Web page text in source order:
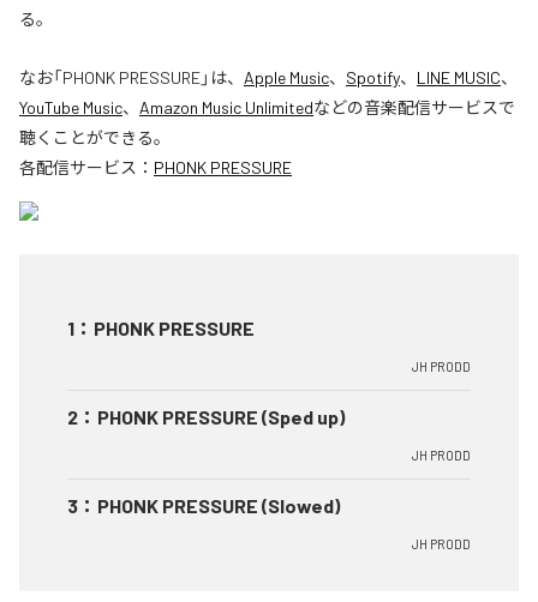
る。
なお「PHONK PRESSURE」は、 Apple Music、 Spotify、 LINE MUSIC、
YouTube Music、 Amazon Music Unlimitedなどの音楽配信サービスで
聴くことができる。
各配信サービス： PHONK PRESSURE
1 ： PHONK PRESSURE
JH PR0DD
2 ： PHONK PRESSURE (Sped up)
JH PR0DD
3 ： PHONK PRESSURE (Slowed)
JH PR0DD